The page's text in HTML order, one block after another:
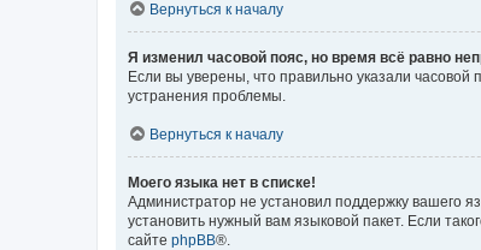
Вернуться к началу
Я изменил часовой пояс, но время всё равно
Если вы уверены, что правильно указали
устранения проблемы.
Вернуться к началу
Моего языка нет в списке!
Администратор не установил поддержку вашего
установить нужный вам языковой пакет. Если
сайте phpBB®.